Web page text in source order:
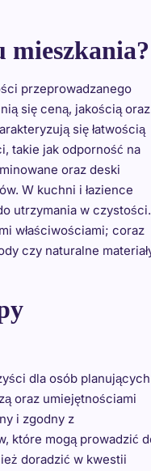
mieszkania?
przeprowadzanego
się ceną, jakością oraz
się łatwością
takie jak odporność na
oraz deski
W kuchni i łazience
utrzymania w czystości.
właściwościami; coraz
czy naturalne
dla osób planujących
oraz umiejętnościami
i zgodny z
które mogą prowadzić
doradzić w kwestii